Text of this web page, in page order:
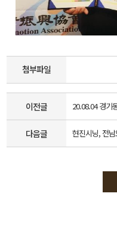
첨부파일
이전글 20.08.04 경기
다음글 현진시닝, 전